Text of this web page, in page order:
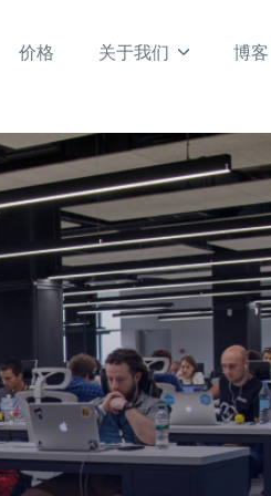
价格 关于我们 博客